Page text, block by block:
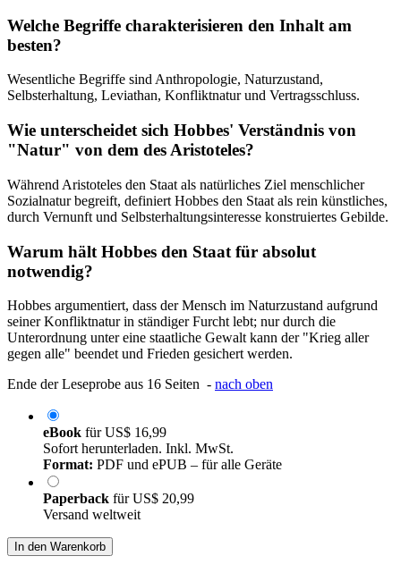
Welche Begriffe charakterisieren den Inhalt am
besten?
Wesentliche Begriffe sind Anthropologie, Naturzustand,
Selbsterhaltung, Leviathan, Konfliktnatur und Vertragsschluss.
Wie unterscheidet sich Hobbes' Verständnis von
"Natur" von dem des Aristoteles?
Während Aristoteles den Staat als natürliches Ziel menschlicher
Sozialnatur begreift, definiert Hobbes den Staat als rein künstliches,
durch Vernunft und Selbsterhaltungsinteresse konstruiertes Gebilde.
Warum hält Hobbes den Staat für absolut
notwendig?
Hobbes argumentiert, dass der Mensch im Naturzustand aufgrund
seiner Konfliktnatur in ständiger Furcht lebt; nur durch die
Unterordnung unter eine staatliche Gewalt kann der "Krieg aller
gegen alle" beendet und Frieden gesichert werden.
Ende der Leseprobe aus 16 Seiten - nach oben
eBook fürUS$ 16,99
Sofort herunterladen. Inkl. MwSt.
Format: PDF und ePUB – für alle Geräte
Paperback fürUS$ 20,99
Versand weltweit
In den Warenkorb